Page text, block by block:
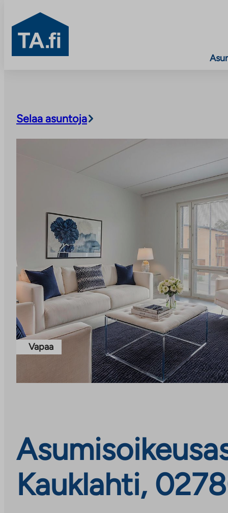
TA.fi
Selaa asuntoja
Vapaa
Kauklahti,